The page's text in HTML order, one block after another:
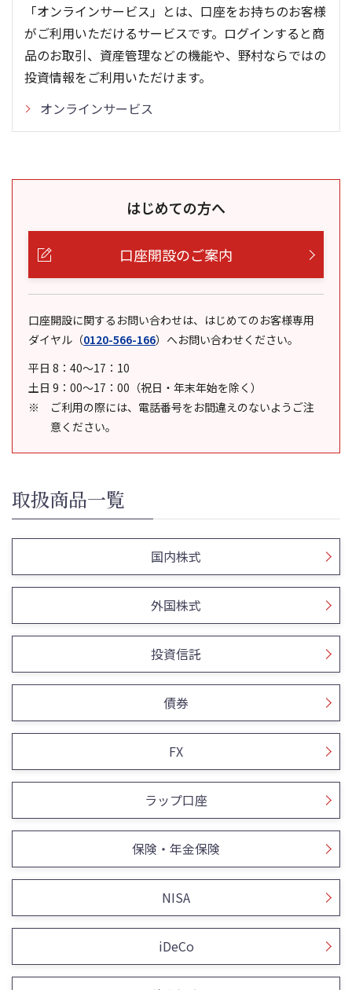
「オンラインサービス」とは、口座をお持ちのお客様
がご利用いただけるサービスです。ログインすると商
品のお取引、資産管理などの機能や、野村ならではの
投資情報をご利用いただけます。
オンラインサービス
はじめての方へ
口座開設のご案内
口座開設に関するお問い合わせは、はじめてのお客様専用
ダイヤル （0120-566-166） へお問い合わせください。
平日 8：40～17：10
土日 9：00～17：00（祝日・年末年始を除く）
ご利用の際には、電話番号をお間違えのないようご注
意ください。
取扱商品一覧
国内株式
外国株式
投資信託
債券
FX
ラップ口座
保険・年金保険
NISA
iDeCo